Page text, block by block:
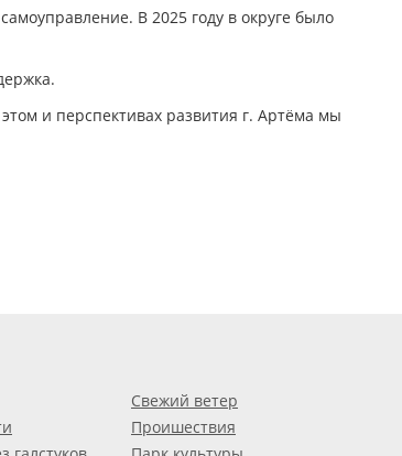
В 2025 году в округе было
и перспективах развития г. Артёма мы
Свежий ветер
Проишествия